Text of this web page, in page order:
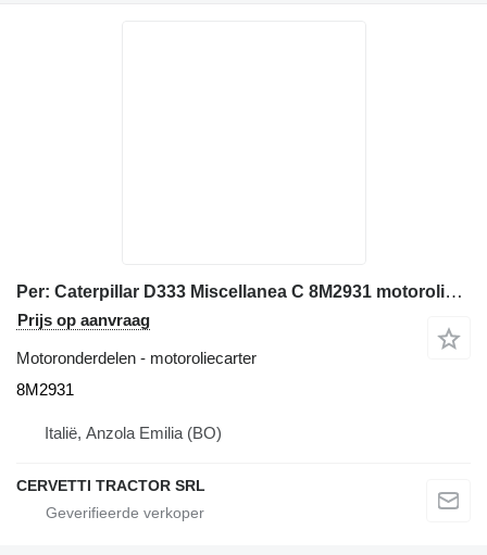
Per: Caterpillar D333 Miscellanea C 8M2931 motoroliecarter voor Caterpillar D6B bulldozer
Prijs op aanvraag
Motoronderdelen - motoroliecarter
8M2931
Italië, Anzola Emilia (BO)
CERVETTI TRACTOR SRL